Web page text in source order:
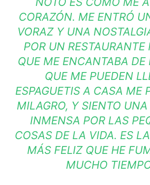
CORAZÓN. ME ENTRÓ
VORAZ Y UNA
POR UN RESTAURANTE
QUE ME ENCANTABA DE
QUE ME PUEDEN
ESPAGUETIS A CASA ME
MILAGRO, Y SIENTO
INMENSA POR LAS
COSAS DE LA VIDA. ES
MÁS FELIZ QUE HE
MUCHO